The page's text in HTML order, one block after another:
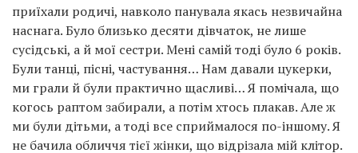
приїхали родичі, навколо панувала якась незвичайна
наснага. Було близько десяти дівчаток, не лише
сусідські, а й мої сестри. Мені самій тоді було 6 років.
Були танці, пісні, частування… Нам давали цукерки,
ми грали й були практично щасливі… Я помічала, що
когось раптом забирали, а потім хтось плакав. Але ж
ми були дітьми, а тоді все сприймалося по-іншому. Я
не бачила обличчя тієї жінки, що відрізала мій клітор.